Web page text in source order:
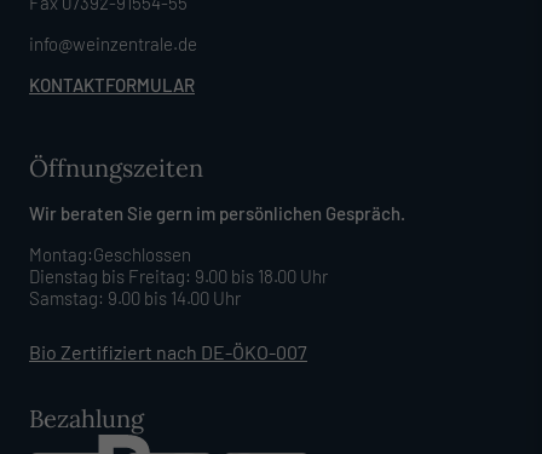
info@weinzentrale.de
KONTAKTFORMULAR
Öffnungszeiten
Wir beraten Sie gern im persönlichen Gespräch.
Montag:Geschlossen
Dienstag bis Freitag: 9.00 bis 18.00 Uhr
Samstag: 9.00 bis 14.00 Uhr
Bio Zertifiziert nach DE-ÖKO-007
Bezahlung